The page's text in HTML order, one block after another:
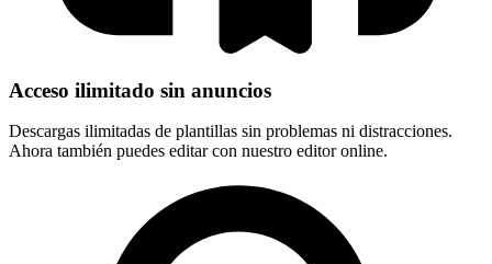
Acceso ilimitado sin anuncios
Descargas ilimitadas de plantillas sin problemas ni distracciones.
Ahora también puedes editar con nuestro editor online.